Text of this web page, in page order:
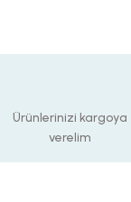
Ürünlerinizi kargoya
verelim